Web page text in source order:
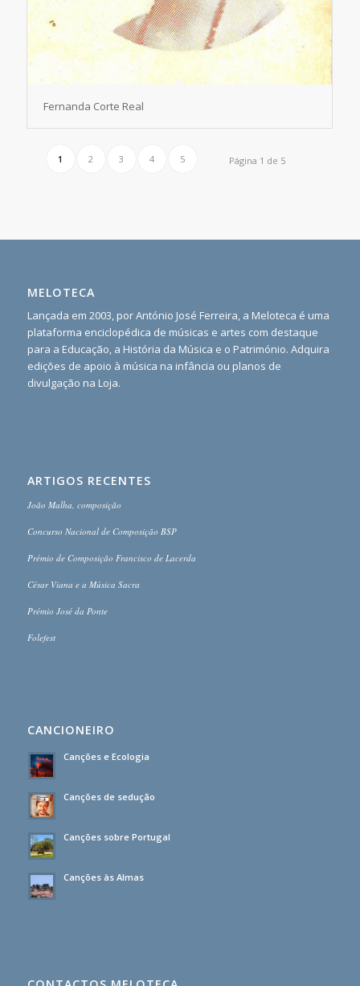
Fernanda Corte Real
Página 1 de 5
1 2 3 4 5
MELOTECA
Lançada em 2003, por António José Ferreira, a Meloteca é uma
plataforma enciclopédica de músicas e artes com destaque
para a Educação, a História da Música e o Património. Adquira
edições de apoio à música na infância ou planos de
divulgação na Loja.
ARTIGOS RECENTES
João Malha, composição
Concurso Nacional de Composição BSP
Prémio de Composição Francisco de Lacerda
César Viana e a Música Sacra
Prémio José da Ponte
Folefest
CANCIONEIRO
Canções e Ecologia
Canções de sedução
Canções sobre Portugal
Canções às Almas